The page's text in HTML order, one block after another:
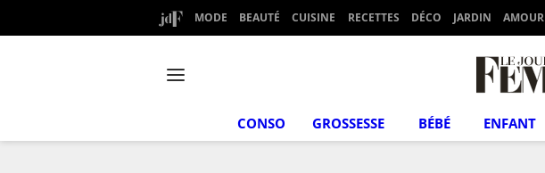
MODE BEAUTÉ CUISINE RECETTES DÉCO JARDIN AMOUR
CONSO GROSSESSE BÉBÉ ENFANT